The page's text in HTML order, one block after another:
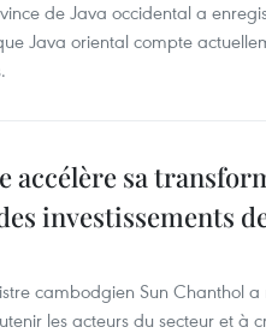
de Java occidental a
Java oriental compte
accélère sa
investissements
cambodgien Sun Chanthol
les acteurs du secteur et à